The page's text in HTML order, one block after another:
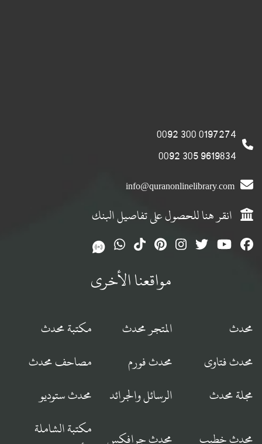
0197274 300 0092
9619834 305 0092
info@quranonlinelibrary.com
انقر هنا للحصول على تفاصيل البنك
مواقعنا الأخرى
محدث المتجر محدث
مكتبة محدث
محدث فتاوى
محدث فورم
مصاحف محدث
مجلة محدث
الرسائل والجرائد محدث ستوديو
محدث خطيب محدث جرافكس
مكتبة الشاملة